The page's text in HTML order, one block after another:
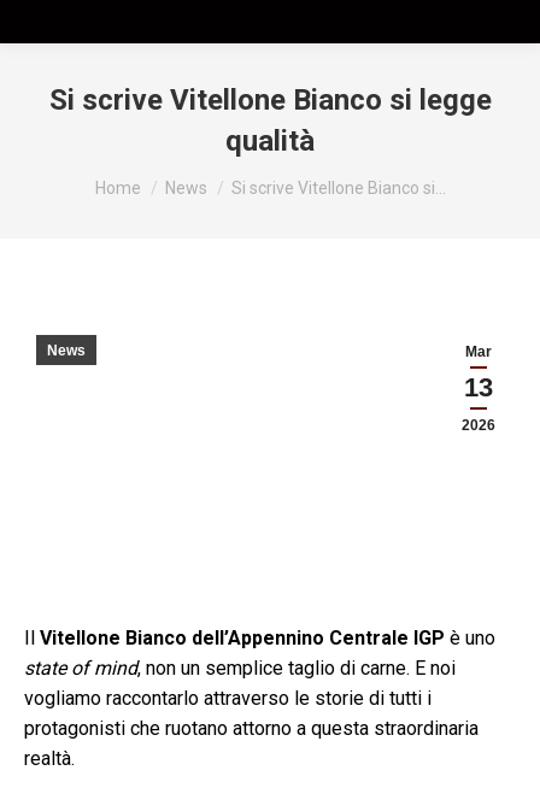
Si scrive Vitellone Bianco si legge
qualità
Tu sei qui:
Home News Si scrive Vitellone Bianco si…
Mar
13
2026
News
Il Vitellone Bianco dell’Appennino Centrale IGP è uno
state of mind, non un semplice taglio di carne. E noi
vogliamo raccontarlo attraverso le storie di tutti i
protagonisti che ruotano attorno a questa straordinaria
realtà.